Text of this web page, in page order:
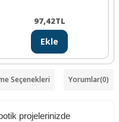
97,42TL
Ekle
Seçenekleri Yorumlar(0)
projelerinizde